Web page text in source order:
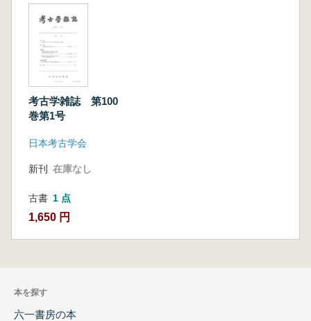
考古学雑誌 第100
巻第1号
日本考古学会
新刊 在庫なし
古書 1 点
1,650 円
本を探す
六一書房の本